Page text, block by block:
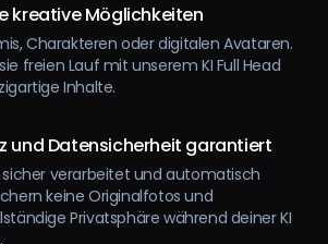
kreative Möglichkeiten
Charakteren oder digitalen Avataren.
freien Lauf mit unserem KI Full Head
Inhalte.
und Datensicherheit garantiert
sicher verarbeitet und automatisch
keine Originalfotos und
Privatsphäre während deiner KI